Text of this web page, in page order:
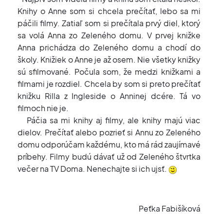
Knihy o Anne som si chcela prečítať, lebo sa mi
páčili filmy. Zatiaľ som si prečítala prvý diel, ktorý
sa volá Anna zo Zeleného domu. V prvej knižke
Anna prichádza do Zeleného domu a chodí do
školy. Knižiek o Anne je až osem. Nie všetky knižky
sú sfilmované. Počula som, že medzi knižkami a
filmami je rozdiel. Chcela by som si preto prečítať
knižku Rilla z Ingleside o Anninej dcére. Tá vo
filmoch nie je.
Páčia sa mi knihy aj filmy, ale knihy majú viac
dielov. Prečítať alebo pozrieť si Annu zo Zeleného
domu odporúčam každému, kto má rád zaujímavé
príbehy. Filmy budú dávať už od Zeleného štvrtka
večer na TV Doma. Nenechajte si ich ujsť.
Peťka Fabišíková